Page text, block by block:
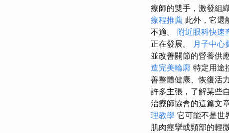
療師的雙手，激發組
療程推薦 此外，它還
不適。 附近眼科快速
正在發展。
月子中心
並改善關節的營養供
造完美輪廓 特定用途
善整體健康、恢復活
許多主張，了解某些
治療師協會的這篇文
理教學 它可能不是世
肌肉痙攣或頸部的輕